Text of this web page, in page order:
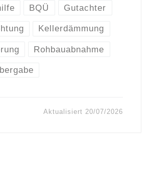
BQÜ Gutachter
Kellerdämmung
Rohbauabnahme
Aktualisiert 20/07/2026